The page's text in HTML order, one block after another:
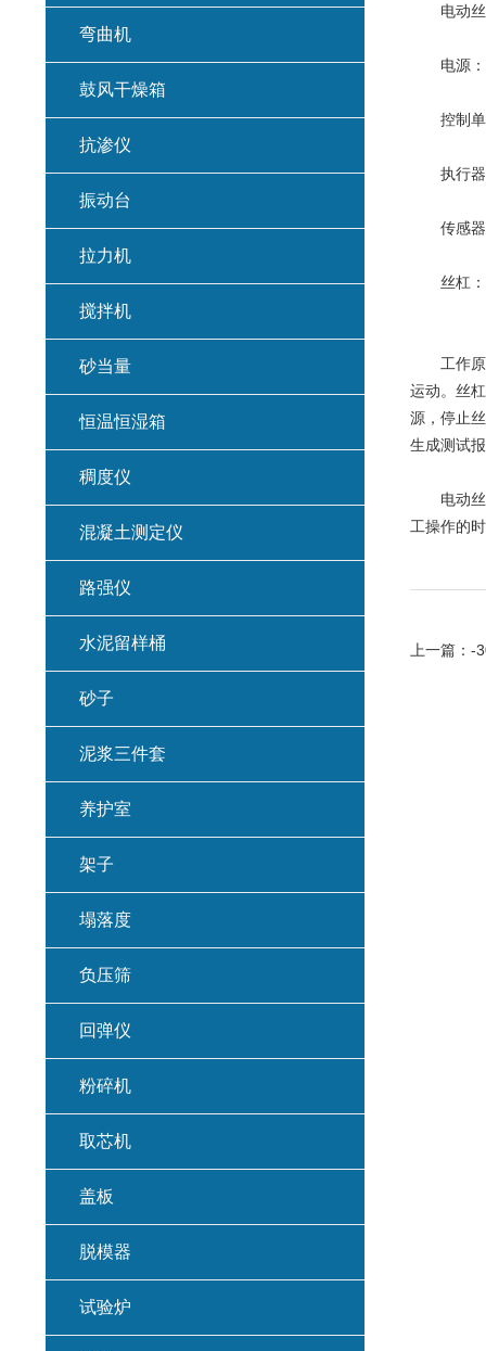
电动丝
电源：
控制单元
执行器
传感器：
丝杠：
工作原理
运动。丝
源，停止
生成测试
电动丝杠
工操作的
上一篇： -
弯曲机
鼓风干燥箱
抗渗仪
振动台
拉力机
搅拌机
砂当量
恒温恒湿箱
稠度仪
混凝土测定仪
路强仪
水泥留样桶
砂子
泥浆三件套
养护室
架子
塌落度
负压筛
回弹仪
粉碎机
取芯机
盖板
脱模器
试验炉